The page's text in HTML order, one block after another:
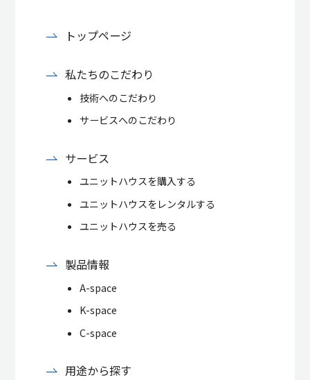
トップページ
私たちのこだわり
技術へのこだわり
サービスへのこだわり
サービス
ユニットハウスを購入する
ユニットハウスをレンタルする
ユニットハウスを売る
製品情報
A-space
K-space
C-space
用途から探す